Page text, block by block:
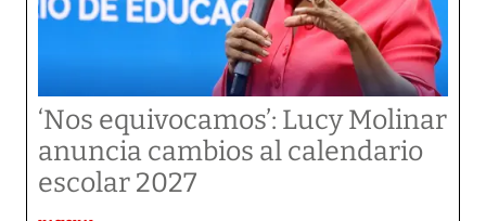
‘Nos equivocamos’: Lucy Molinar
anuncia cambios al calendario
escolar 2027